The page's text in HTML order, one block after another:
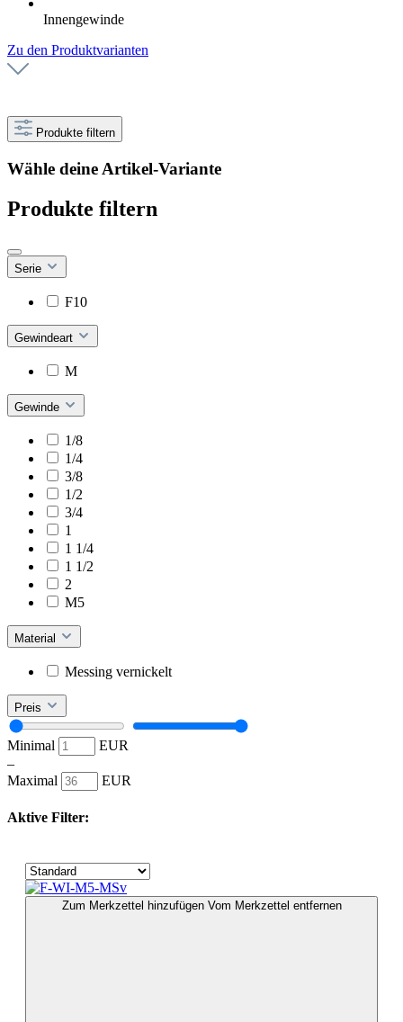
Innengewinde
Zu den Produktvarianten
Produkte filtern
Wähle deine Artikel-Variante
Produkte filtern
Serie
F10
Gewindeart
M
Gewinde
1/8
1/4
3/8
1/2
3/4
1
1 1/4
1 1/2
2
M5
Material
Messing vernickelt
Preis
Minimal
EUR
–
Maximal
EUR
Aktive Filter:
Zum Merkzettel hinzufügen Vom Merkzettel entfernen